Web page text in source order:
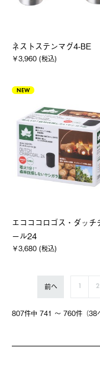
ネストステンマグ4-BE
￥3,960 (税込)
NEW
エコココロゴス・ダッチ
ール24
￥3,680 (税込)
807件中 741 〜 760件（38
前へ 1 2